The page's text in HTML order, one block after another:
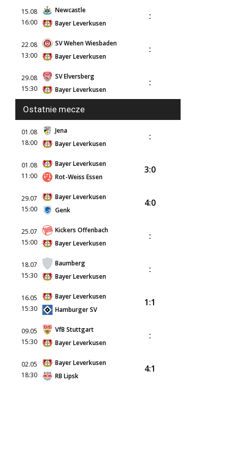
15.08
16:00
Newcastle
Bayer Leverkusen
:
22.08
13:00
SV Wehen Wiesbaden
Bayer Leverkusen
:
29.08
15:30
SV Elversberg
Bayer Leverkusen
:
Ostatnie mecze
01.08
18:00
Jena
Bayer Leverkusen
:
01.08
11:00
Bayer Leverkusen
Rot-Weiss Essen
3:0
29.07
15:00
Bayer Leverkusen
Genk
4:0
25.07
15:00
Kickers Offenbach
Bayer Leverkusen
:
18.07
15:30
Baumberg
Bayer Leverkusen
:
16.05
15:30
Bayer Leverkusen
Hamburger SV
1:1
09.05
15:30
VfB Stuttgart
Bayer Leverkusen
:
02.05
18:30
Bayer Leverkusen
RB Lipsk
4:1